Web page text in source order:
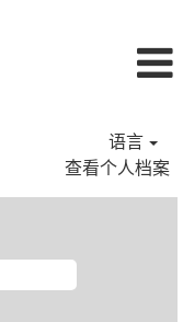
语言
查看个人档案